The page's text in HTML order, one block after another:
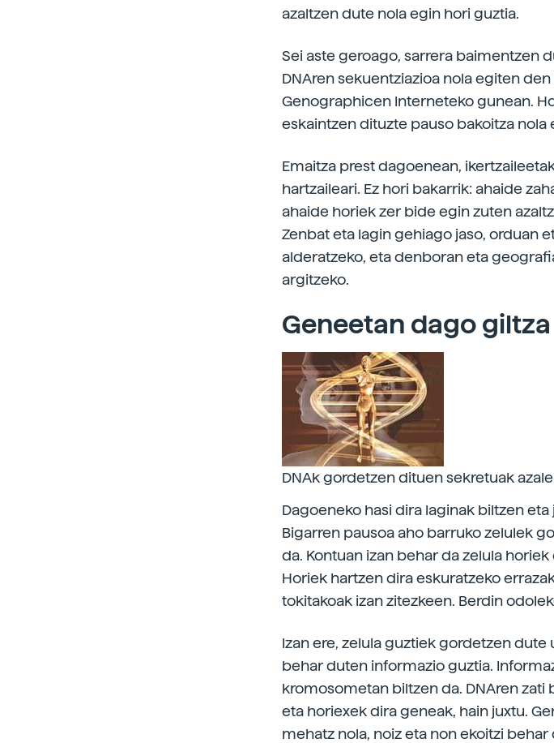
azaltzen dute nola egin hori guztia.
Sei aste geroago, sarrera baimentzen
DNAren sekuentziazioa nola egiten
Genographicen Interneteko gunean.
eskaintzen dituzte pauso bakoitza nola
Emaitza prest dagoenean,
hartzaileari. Ez hori bakarrik: ahaide
ahaide horiek zer bide egin zuten
Zenbat eta lagin gehiago jaso, orduan
alderatzeko, eta denboran eta
argitzeko.
Geneetan dago giltza
DNAk gordetzen dituen sekretuak
Dagoeneko hasi dira laginak biltzen
Bigarren pausoa aho barruko zelulek
da. Kontuan izan behar da zelula
Horiek hartzen dira eskuratzeko
tokitakoak izan zitezkeen. Berdin
Izan ere, zelula guztiek gordetzen
behar duten informazio guztia.
kromosometan biltzen da. DNAren
eta horiexek dira geneak, hain juxtu.
mehatz nola, noiz eta non ekoitzi